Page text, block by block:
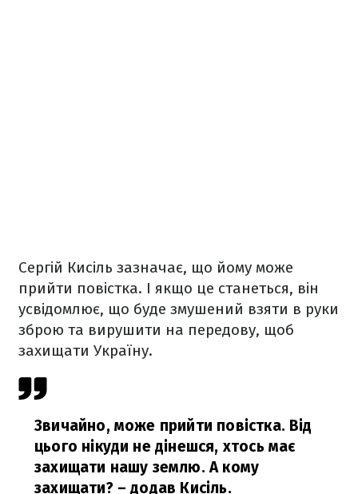
Сергій Кисіль зазначає, що йому може
прийти повістка. І якщо це станеться, він
усвідомлює, що буде змушений взяти в руки
зброю та вирушити на передову, щоб
захищати Україну.
Звичайно, може прийти повістка. Від
цього нікуди не дінешся, хтось має
захищати нашу землю. А кому
захищати? – додав Кисіль.